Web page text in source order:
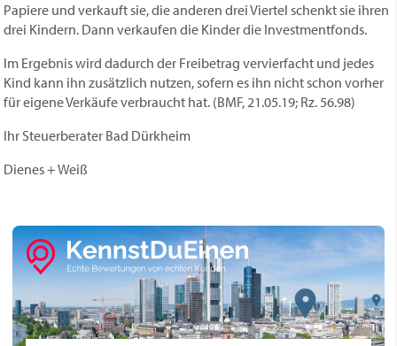
Papiere und verkauft sie, die anderen drei Viertel schenkt sie ihren
drei Kindern. Dann verkaufen die Kinder die Investmentfonds.
Im Ergebnis wird dadurch der Freibetrag vervierfacht und jedes
Kind kann ihn zusätzlich nutzen, sofern es ihn nicht schon vorher
für eigene Verkäufe verbraucht hat. (BMF, 21.05.19; Rz. 56.98)
Ihr Steuerberater Bad Dürkheim
Dienes + Weiß